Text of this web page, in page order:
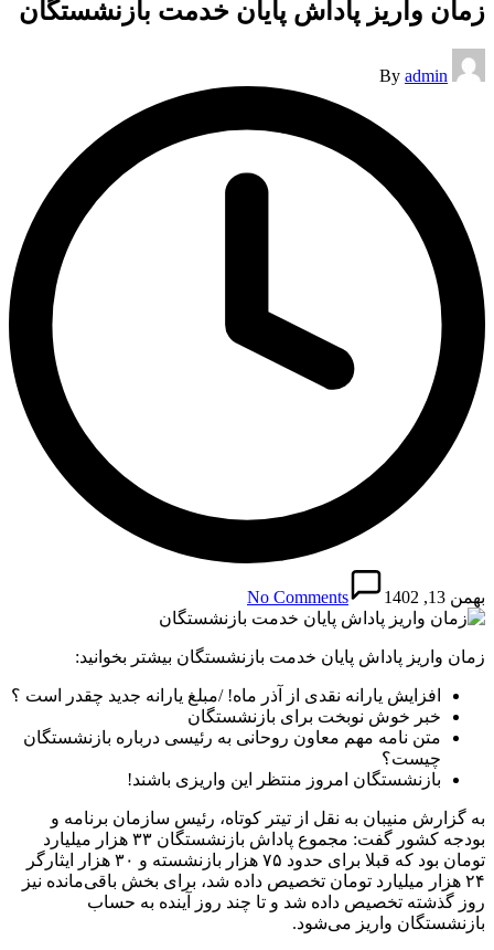
زمان واریز پاداش پایان خدمت بازنشستگان
Posted
by
By admin
بهمن 13, 1402 No Comments
زمان واریز پاداش پایان خدمت بازنشستگان بیشتر بخوانید:
افزایش یارانه نقدی از آذر ماه! /مبلغ یارانه جدید چقدر است ؟
خبر خوش نوبخت برای بازنشستگان
متن نامه مهم معاون روحانی به رئیسی درباره بازنشستگان
چیست؟
بازنشستگان امروز منتظر این واریزی باشند!
به گزارش منیبان به نقل از تیتر کوتاه، رئیس سازمان برنامه و
بودجه کشور گفت: مجموع پاداش بازنشستگان ۳۳ هزار میلیارد
تومان بود که قبلا برای حدود ۷۵ هزار بازنشسته و ۳۰ هزار ایثارگر
۲۴ هزار میلیارد تومان تخصیص داده شد، برای بخش باقی‌مانده نیز
روز گذشته تخصیص داده شد و تا چند روز آینده به حساب
بازنشستگان واریز می‌شود.